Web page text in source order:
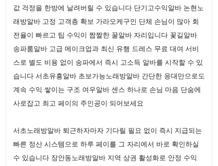
값 걱정을 한방에 날려버릴 수 있습니다 단기고수익알바 논현노
래방알바 고정 고객층 확보 가라오케구인 단체 손님이 많아 회
전율이 빠르고 팁 수익이 짭짤한 꿀알바 자리입니다 꽃길알바
송파룸알바 고급 메이크업과 최신 유행 드레스 무료 대여 서비
스로 별도 비용 없이 송파에서 즉시 고소득 알바를 시작할 수 있
습니다 서초유흥알바 초보가능노래방알바 간단한 응대만으로도
계속 수익 쌓이는 구조 여우알바 센스 하나로 손님 마음 단숨에
사로잡고 최고 페이의 주인공이 되어보세요
서초노래방알바 퇴근하자마자 기다릴 필요 없이 즉시 지급되는
빠른 정산 시스템으로 하루 페이를 그 자리에서 바로 확인하실
수 있습니다 장안동노래방알바 지역 상권 활성화로 안정 수익